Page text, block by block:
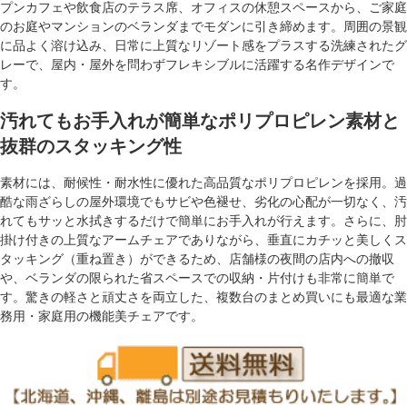
プンカフェや飲食店のテラス席、オフィスの休憩スペースから、ご家庭
のお庭やマンションのベランダまでモダンに引き締めます。周囲の景観
に品よく溶け込み、日常に上質なリゾート感をプラスする洗練されたグ
レーで、屋内・屋外を問わずフレキシブルに活躍する名作デザインで
す。
汚れてもお手入れが簡単なポリプロピレン素材と
抜群のスタッキング性
素材には、耐候性・耐水性に優れた高品質なポリプロピレンを採用。過
酷な雨ざらしの屋外環境でもサビや色褪せ、劣化の心配が一切なく、汚
れてもサッと水拭きするだけで簡単にお手入れが行えます。さらに、肘
掛け付きの上質なアームチェアでありながら、垂直にカチッと美しくス
タッキング（重ね置き）ができるため、店舗様の夜間の店内への撤収
や、ベランダの限られた省スペースでの収納・片付けも非常に簡単で
す。驚きの軽さと頑丈さを両立した、複数台のまとめ買いにも最適な業
務用・家庭用の機能美チェアです。